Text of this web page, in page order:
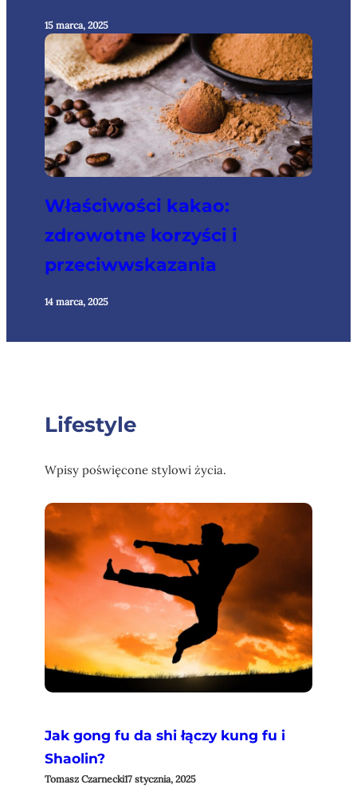
15 marca, 2025
Właściwości kakao:
zdrowotne korzyści i
przeciwwskazania
14 marca, 2025
Lifestyle
Wpisy poświęcone stylowi życia.
Jak gong fu da shi łączy kung fu i
Shaolin?
Tomasz Czarnecki17 stycznia, 2025